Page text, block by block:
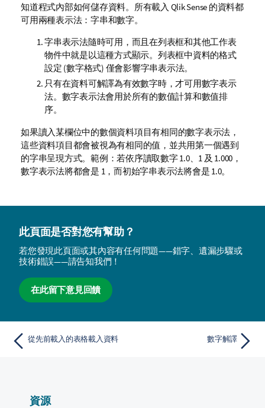
知道程式內部如何儲存資料。所有載入 Qlik Sense 的資料都
可用兩種表示法：字串和數字。
字串表示法隨時可用，而且在列表框和其他工作表
物件中就是以這種方式顯示。列表框中資料的格式
設定 (數字格式) 僅會影響字串表示法。
只有在資料可解譯為有效數字時，才可用數字表示
法。數字表示法會用於所有的數值計算和數值排
序。
如果讀入某欄位中的數個資料項目有相同的數字表示法，
這些資料項目都會被視為有相同的值，並共用第一個遇到
的字串呈現方式。範例：若依序讀取數字 1.0、1 及 1.000，
數字表示法將都會是 1，而初始字串表示法將會是 1.0。
此頁面是否對您有幫助？
若您發現此頁面或其內容有任何問題——錯字、遺漏步驟或
技術錯誤——請告知我們！
在此留下意見回饋
從先前載入的表格載入資料 數字解譯
資源